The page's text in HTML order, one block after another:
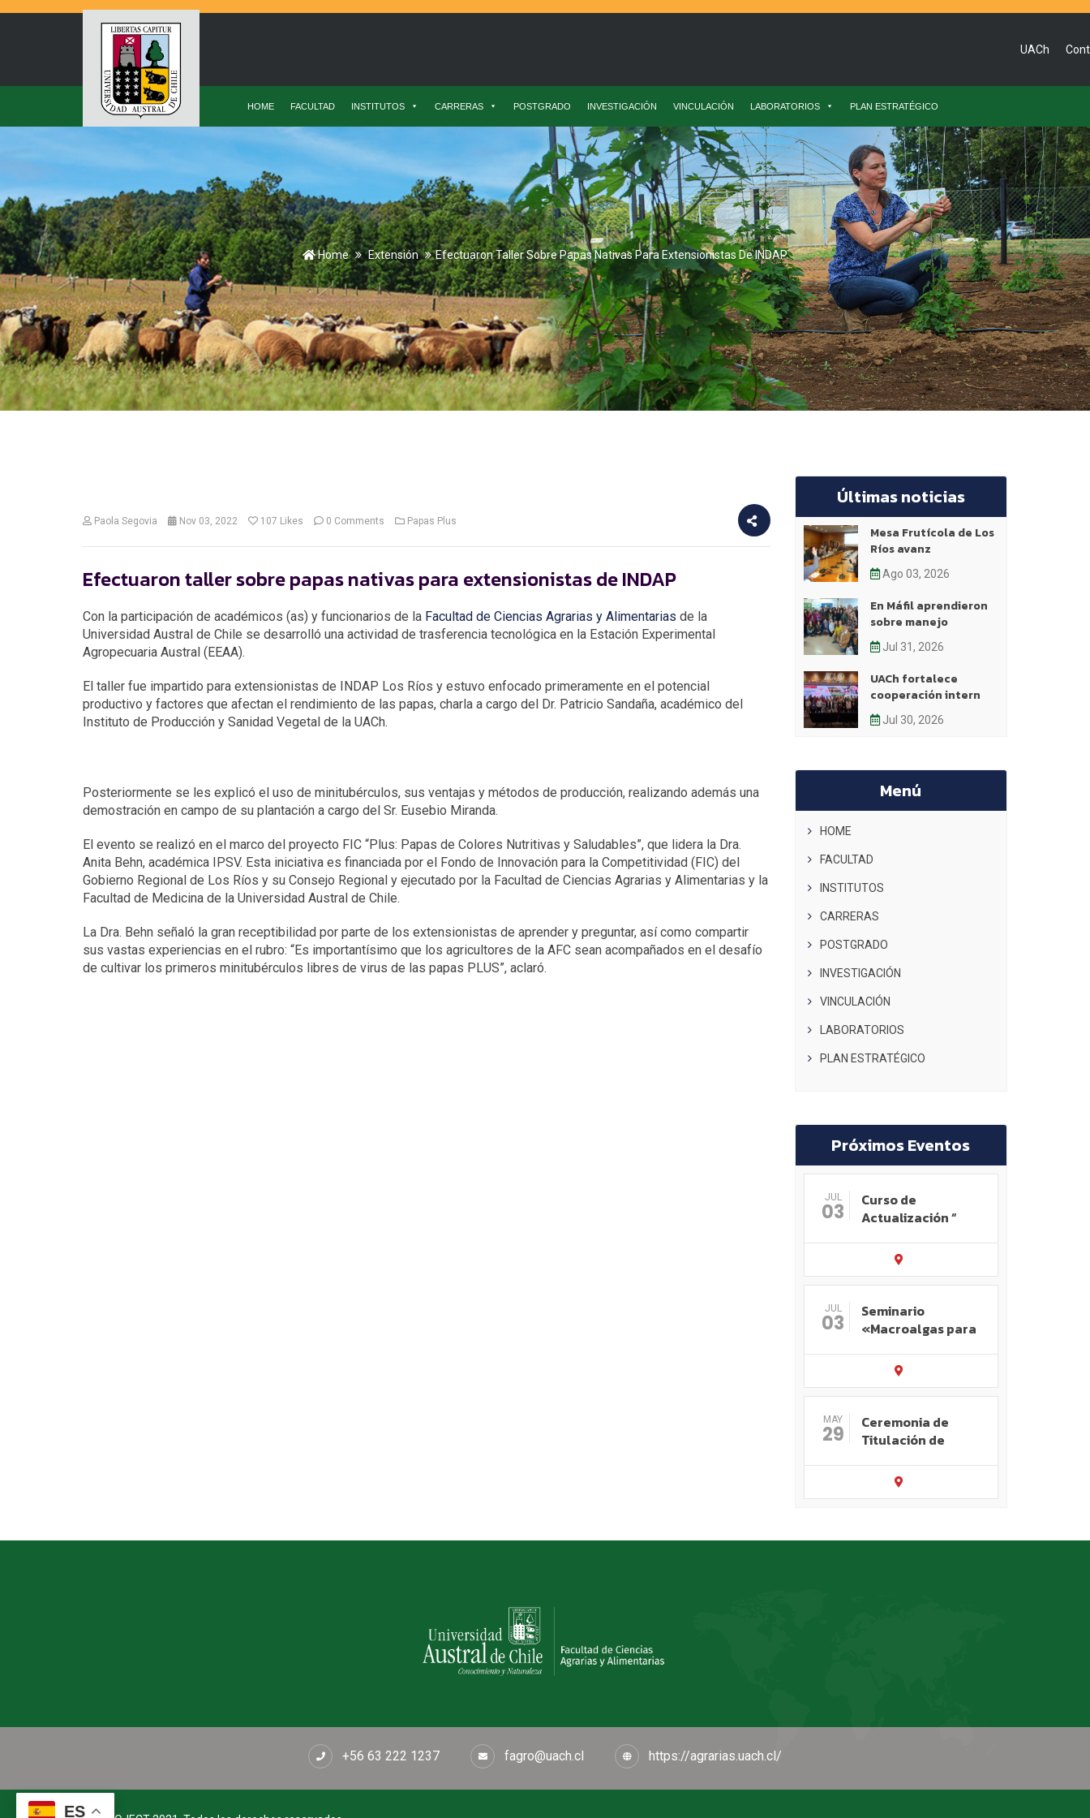
UACh
HOME FACULTAD INSTITUTOS CARRERAS POSTGRADO INVESTIGACIÓN VINCULACIÓN LABORATORIOS PLAN ESTRATÉGICO
Home Extensión Efectuaron Taller Sobre Papas Nativas Para Extensionistas De INDAP
Paola Segovia Nov 03, 2022 107 Likes 0 Comments Papas Plus
Efectuaron taller sobre papas nativas para extensionistas de INDAP
Con la participación de académicos (as) y funcionarios de la Facultad de Ciencias Agrarias y Alimentarias de la
Universidad Austral de Chile se desarrolló una actividad de trasferencia tecnológica en la Estación Experimental
Agropecuaria Austral (EEAA).
El taller fue impartido para extensionistas de INDAP Los Ríos y estuvo enfocado primeramente en el potencial
productivo y factores que afectan el rendimiento de las papas, charla a cargo del Dr. Patricio Sandaña, académico del
Instituto de Producción y Sanidad Vegetal de la UACh.
Posteriormente se les explicó el uso de minitubérculos, sus ventajas y métodos de producción, realizando además una
demostración en campo de su plantación a cargo del Sr. Eusebio Miranda.
El evento se realizó en el marco del proyecto FIC “Plus: Papas de Colores Nutritivas y Saludables”, que lidera la Dra.
Anita Behn, académica IPSV. Esta iniciativa es financiada por el Fondo de Innovación para la Competitividad (FIC) del
Gobierno Regional de Los Ríos y su Consejo Regional y ejecutado por la Facultad de Ciencias Agrarias y Alimentarias y la
Facultad de Medicina de la Universidad Austral de Chile.
La Dra. Behn señaló la gran receptibilidad por parte de los extensionistas de aprender y preguntar, así como compartir
sus vastas experiencias en el rubro: “Es importantísimo que los agricultores de la AFC sean acompañados en el desafío
de cultivar los primeros minitubérculos libres de virus de las papas PLUS”, aclaró.
Últimas noticias
Mesa Frutícola de Los
Ríos avanz
Ago 03, 2026
En Máfil aprendieron
sobre manejo
Jul 31, 2026
UACh fortalece
cooperación intern
Jul 30, 2026
Menú
HOME
FACULTAD
INSTITUTOS
CARRERAS
POSTGRADO
INVESTIGACIÓN
VINCULACIÓN
LABORATORIOS
PLAN ESTRATÉGICO
Próximos Eventos
JUL
03
Curso de
Actualización “
JUL
03
Seminario
«Macroalgas para
MAY
29
Ceremonia de
Titulación de
+56 63 222 1237 fagro@uach.cl https://agrarias.uach.cl/
ES